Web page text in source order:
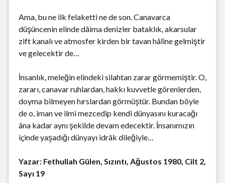
Ama, bu ne ilk felaketti ne de son. Canavarca
düşüncenin elinde dâima denizler bataklık, akarsular
zift kanalı ve atmosfer kirden bir tavan hâline gelmiştir
ve gelecektir de…
İnsanlık, meleğin elindeki silahtan zarar görmemiştir. O,
zararı, canavar ruhlardan, hakkı kuvvetle görenlerden,
doyma bilmeyen hırslardan görmüştür. Bundan böyle
de o, iman ve ilmi mezcedip kendi dünyasını kuracağı
âna kadar aynı şekilde devam edecektir. İnsanımızın
içinde yaşadığı dünyayı idrâk dileğiyle…
Yazar: Fethullah Gülen, Sızıntı, Ağustos 1980, Cilt 2,
Sayı 19